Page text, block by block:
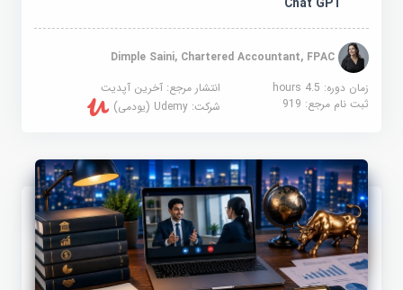
Dimple Saini, Chartered Accountant, FPAC
زمان دوره: 4.5 hours
انتشار مرجع:آخرین آپدیت
ثبت نام مرجع:919 شرکت:Udemy (یودمی)